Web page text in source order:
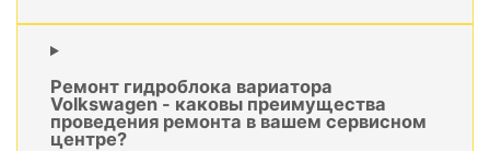
Ремонт гидроблока вариатора
Volkswagen - каковы преимущества
проведения ремонта в вашем сервисном
центре?